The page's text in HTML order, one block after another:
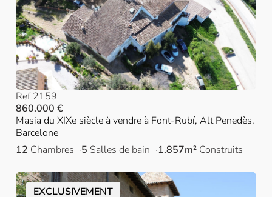
Ref 2159
860.000 €
Masia du XIXe siècle à vendre à Font-Rubí, Alt Penedès,
Barcelone
12 Chambres 5 Salles de bain 1.857m² Construits
EXCLUSIVEMENT